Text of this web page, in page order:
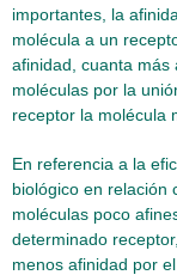
importantes, la
molécula a un
afinidad, cuanta más
moléculas por la
receptor la molécula
En referencia a la
biológico en relación
moléculas poco
determinado
menos afinidad por